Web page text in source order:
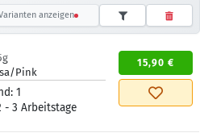
anzeigen
Pink
1
- 3 Arbeitstage
15,90 €